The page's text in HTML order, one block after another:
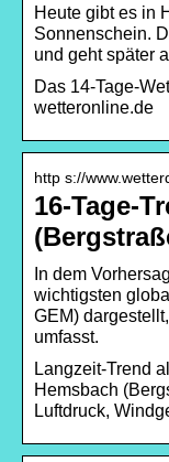
Heute gibt es in
Sonnenschein.
und geht später
Das 14-Tage-
wetteronline.de
http s://
16-Tage-
In dem
wichtigsten
GEM)
umfasst.
Langzeit-Trend
Hemsbach
Luftdruck,